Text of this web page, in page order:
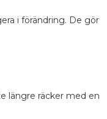
i förändring. De gör
längre räcker med en